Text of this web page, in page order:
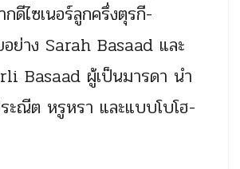
กดีไซเนอร์ลูกครึ่งตุรกี-
อย่าง Sarah Basaad และ
Basaad ผู้เป็นมารดา นำ
ะณีต หรูหรา และแบบโบโฮ-